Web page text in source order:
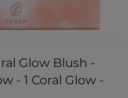
Glow Blush -
- 1 Coral Glow -